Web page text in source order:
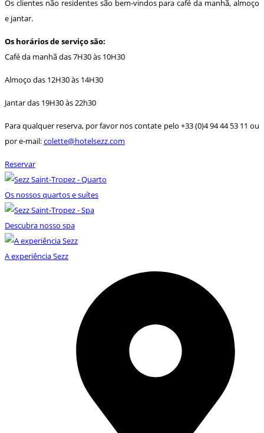
Os clientes não residentes são bem-vindos para café da manhã, almoço
e jantar.
Os horários de serviço são:
Café da manhã das 7H30 às 10H30
Almoço das 12H30 às 14H30
Jantar das 19H30 às 22h30
Para qualquer reserva, por favor nos contate pelo +33 (0)4 94 44 53 11 ou
por e-mail:colette@hotelsezz.com
Reservar
Os nossos quartos e suítes
Descubra nosso spa
A experiência Sezz